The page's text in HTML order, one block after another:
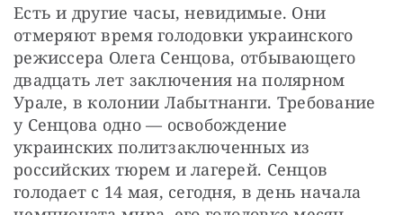
Есть и другие часы, невидимые. Они
отмеряют время голодовки украинского
режиссера Олега Сенцова, отбывающего
двадцать лет заключения на полярном
Урале, в колонии Лабытнанги. Требование
у Сенцова одно — освобождение
украинских политзаключенных из
российских тюрем и лагерей. Сенцов
голодает с 14 мая, сегодня, в день начала